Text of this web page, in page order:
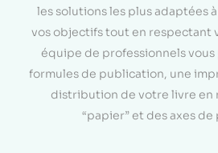
les solutions les plus adaptées
vos objectifs tout en respectant
équipe de professionnels
formules de publication, une
distribution de votre livre en
“papier” et des axes